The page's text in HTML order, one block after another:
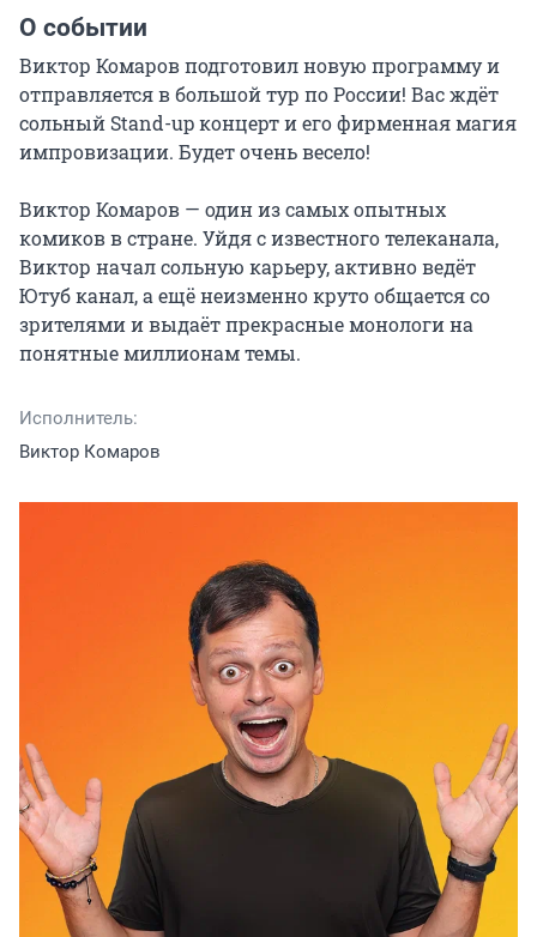
О событии
Виктор Комаров подготовил новую программу и
отправляется в большой тур по России! Вас ждёт
сольный Stand-up концерт и его фирменная магия
импровизации. Будет очень весело!
Виктор Комаров — один из самых опытных
комиков в стране. Уйдя с известного телеканала,
Виктор начал сольную карьеру, активно ведёт
Ютуб канал, а ещё неизменно круто общается со
зрителями и выдаёт прекрасные монологи на
понятные миллионам темы.
Исполнитель:
Виктор Комаров